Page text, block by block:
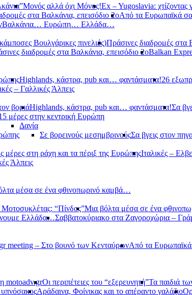
Μονός αλλά όχι Μόνος!Ex – Yugoslavia: χτίζοντας
στα Βαλκάνια, επεισόδιο 2οΑπό τα Ευρωπαϊκά
Βαλκάνια… Ευρώπη… Ελλάδα…
Βουλγάρικες πινελιές)Πράσινες διαδρομές στα
διαδρομές στα Βαλκάνια, επεισόδιο 2οBalkan
Highlands, κάστρα, pub και… φαντάσματα!26
– Γαλλικές Άλπεις
βοριάHighlands, κάστρα, pub και… φαντάσματα!Σα
μέρες στην κεντρική Ευρώπη
Δανία
Σε βορεινούς μεσημβρινούςΣα βγεις στον
μέρες στη ράχη και τα πέριξ της ΕυρώπηςΙταλικές –
Άλπεις
μέσα σε ένα φθινοπωρινό καμβά…
“Πίνδος”Μια βόλτα μέσα σε ένα
Ελλάδα…Σαββατοκύριακο στα Ζαγοροχώρια –
meeting – Στο βουνό των ΚενταύρωνΑπό τα Ευρωπαϊκά
motoadv.grΟι περιπέτειες του “εξερευνητή”Τα παιδιά
Αράδαινα, Φοίνικας και το απέραντο γαλάζιο